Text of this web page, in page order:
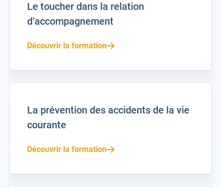
Le toucher dans la relation
d’accompagnement
Découvrir la formation
La prévention des accidents de la vie
courante
Découvrir la formation